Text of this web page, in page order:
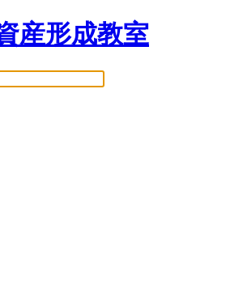
産形成教室